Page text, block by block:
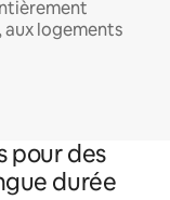
aux logements
pour des
durée